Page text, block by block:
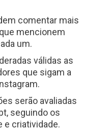
comentar mais
mencionem
um.
válidas as
que sigam a
serão avaliadas
seguindo os
e criatividade.